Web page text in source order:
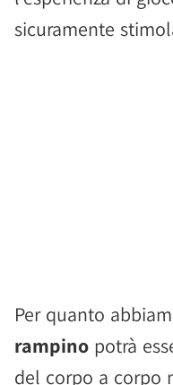
sicuramente
Per quanto
rampino potrà
del corpo a corpo